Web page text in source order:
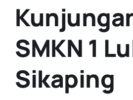
SMKN 1
Sikaping